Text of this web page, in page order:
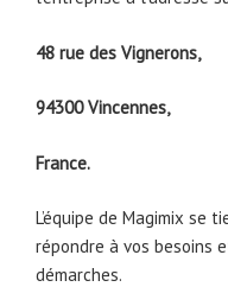
48 rue des Vignerons,
94300 Vincennes,
France.
L’équipe de Magimix se
répondre à vos besoins
démarches.